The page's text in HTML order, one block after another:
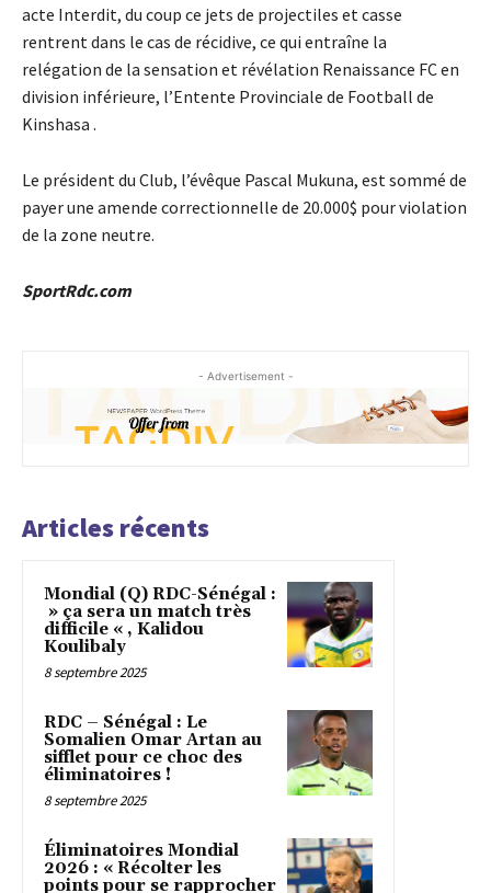
acte Interdit, du coup ce jets de projectiles et casse
rentrent dans le cas de récidive, ce qui entraîne la
relégation de la sensation et révélation Renaissance FC en
division inférieure, l’Entente Provinciale de Football de
Kinshasa .
Le président du Club, l’évêque Pascal Mukuna, est sommé de
payer une amende correctionnelle de 20.000$ pour violation
de la zone neutre.
SportRdc.com
- Advertisement -
Articles récents
Mondial (Q) RDC-Sénégal :
» ça sera un match très
difficile « , Kalidou
Koulibaly
8 septembre 2025
RDC – Sénégal : Le
Somalien Omar Artan au
sifflet pour ce choc des
éliminatoires !
8 septembre 2025
Éliminatoires Mondial
2026 : « Récolter les
points pour se rapprocher